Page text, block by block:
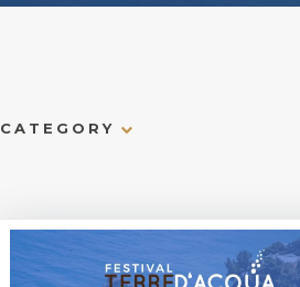
CATEGORY